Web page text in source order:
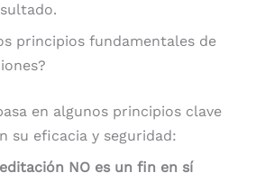
principios fundamentales de
en algunos principios clave
su eficacia y seguridad:
NO es un fin en sí